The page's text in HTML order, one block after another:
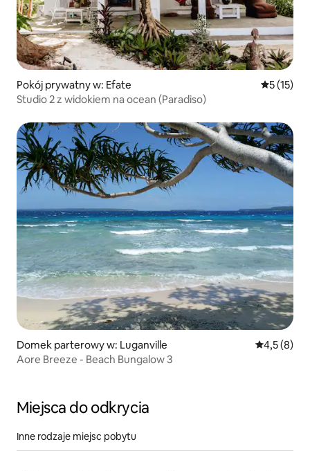
Pokój prywatny w: Efate Średnia
5 (15)
Studio 2 z widokiem na ocean (Paradiso)
Domek parterowy w: Luganville Średnia
4,5 (8)
Aore Breeze - Beach Bungalow 3
Miejsca do odkrycia
Inne rodzaje miejsc pobytu